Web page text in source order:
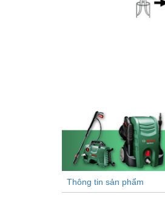
Thông tin sản phẩm